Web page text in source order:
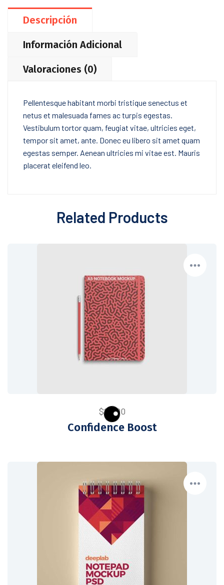
Descripción
Información Adicional
Valoraciones (0)
Pellentesque habitant morbi tristique senectus et
netus et malesuada fames ac turpis egestas.
Vestibulum tortor quam, feugiat vitae, ultricies eget,
tempor sit amet, ante. Donec eu libero sit amet quam
egestas semper. Aenean ultricies mi vitae est. Mauris
placerat eleifend leo.
Related Products
$20.00
Confidence Boost